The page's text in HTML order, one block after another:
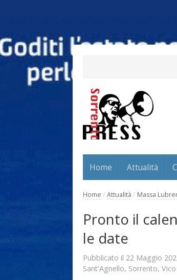
Home Attualità
Home / Attualità / Massa
Pronto il
le date
Pubblicato il 22 Maggio
Sant'Agnello, Sorrento,